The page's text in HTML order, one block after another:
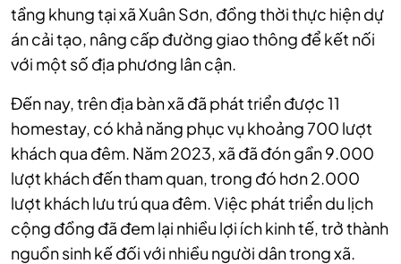
tầng khung tại xã Xuân Sơn, đồng thời thực hiện dự
án cải tạo, nâng cấp đường giao thông để kết nối
với một số địa phương lân cận.
Đến nay, trên địa bàn xã đã phát triển được 11
homestay, có khả năng phục vụ khoảng 700 lượt
khách qua đêm. Năm 2023, xã đã đón gần 9.000
lượt khách đến tham quan, trong đó hơn 2.000
lượt khách lưu trú qua đêm. Việc phát triển du lịch
cộng đồng đã đem lại nhiều lợi ích kinh tế, trở thành
nguồn sinh kế đối với nhiều người dân trong xã.